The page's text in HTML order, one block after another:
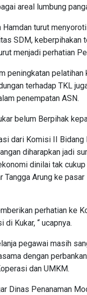
areal lumbung
turut
SDM, keberpihakan
menjadi perhatian
peningkatan
terhadap TKL
penempatan ASN.
belum Berpihak
dari Komisi II Bidang
diharapkan jadi
dinilai tak
Arung ke
perhatian ke
Kukar, “ ucapnya.
pegawai masih
dengan
dan UMKM.
Dinas Penanaman